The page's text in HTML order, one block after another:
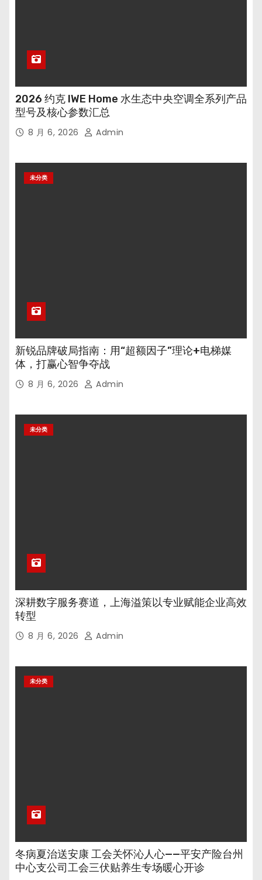
2026 约克 IWE Home 水生态中央空调全系列产品
型号及核心参数汇总
8 月 6, 2026 Admin
未分类
新锐品牌破局指南：用“超额因子”理论+电梯媒
体，打赢心智争夺战
8 月 6, 2026 Admin
未分类
深耕数字服务赛道，上海溢策以专业赋能企业高效
转型
8 月 6, 2026 Admin
未分类
冬病夏治送安康 工会关怀沁人心——平安产险台州
中心支公司工会三伏贴养生专场暖心开诊